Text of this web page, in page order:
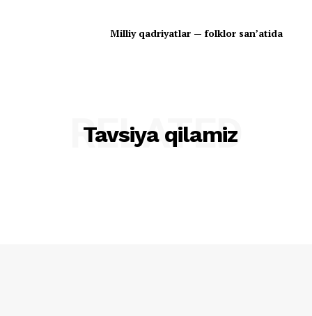
Milliy qadriyatlar — folklor san’atida
Tavsiya qilamiz
RELATED